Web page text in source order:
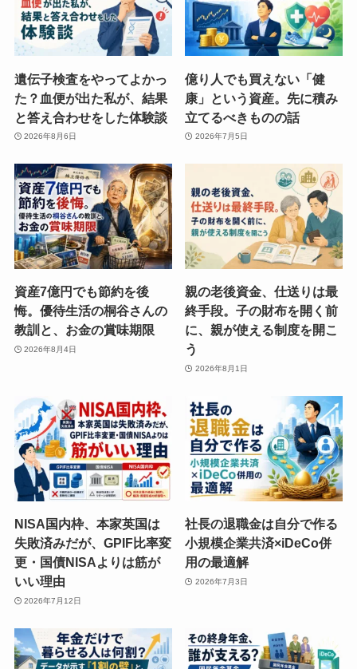
遺伝子検査をやってよかっ
た？血便が出た私が、結果
と答え合わせをした体験談
2026年8月6日
億り人でも買えない「健
康」という資産。先に積み
立てるべきものの話
2026年7月5日
資産7億円でも節約を後
悔。優待生活の桐谷さんの
教訓と、お金の賞味期限
2026年8月4日
親の老後資金、仕送りは最
終手段。子の財布を開く前
に、親が使える制度を開こ
う
2026年8月1日
NISA国内枠、本家英国は
失敗済みだが、GPIF比率変
更・国債NISAよりは筋が
いい理由
2026年7月12日
社長の退職金は自分で作る
小規模企業共済×iDeCo併
用の最適解
2026年7月3日